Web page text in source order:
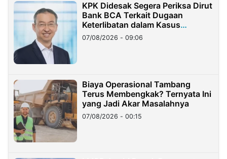
KPK Didesak Segera Periksa Dirut
Bank BCA Terkait Dugaan
Keterlibatan dalam Kasus
Hilangnya Dana Nasabah Rp2,58
Miliar
07/08/2026 - 09:06
Biaya Operasional Tambang
Terus Membengkak? Ternyata Ini
yang Jadi Akar Masalahnya
07/08/2026 - 00:15